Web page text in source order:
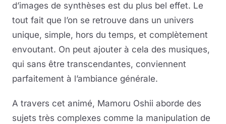
d’images de synthèses est du plus bel effet. Le
tout fait que l’on se retrouve dans un univers
unique, simple, hors du temps, et complètement
envoutant. On peut ajouter à cela des musiques,
qui sans être transcendantes, conviennent
parfaitement à l’ambiance générale.
A travers cet animé, Mamoru Oshii aborde des
sujets très complexes comme la manipulation de